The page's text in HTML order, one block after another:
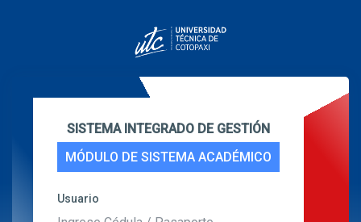
SISTEMA INTEGRADO DE GESTIÓN
MÓDULO DE SISTEMA ACADÉMICO
Usuario